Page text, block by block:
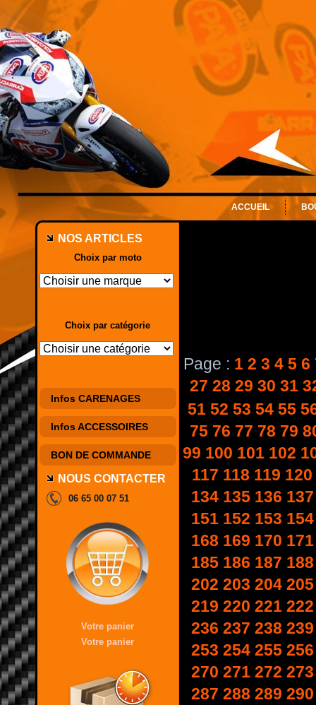
ACCUEIL
NOS ARTICLES
Choix par moto
Choix par catégorie
Infos CARENAGES
Infos ACCESSOIRES
BON DE COMMANDE
NOUS CONTACTER
06 65 00 07 51
Votre panier
Votre panier
Page : 1 2 3 4 5 6
27 28 29 30 31
51 52 53 54 55
75 76 77 78 79
99 100 101 102
117 118 119 120
134 135 136 137
151 152 153 154
168 169 170 171
185 186 187 188
202 203 204 205
219 220 221 222
236 237 238 239
253 254 255 256
270 271 272 273
287 288 289 290